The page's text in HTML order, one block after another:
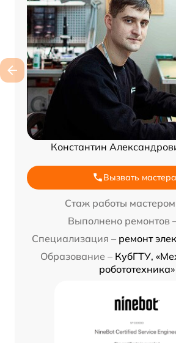
Константин
Вызвать мастера
Стаж работы
Выполнено ремонтов
Специализация – ремонт
Образование – КубГТУ,
робототехника»